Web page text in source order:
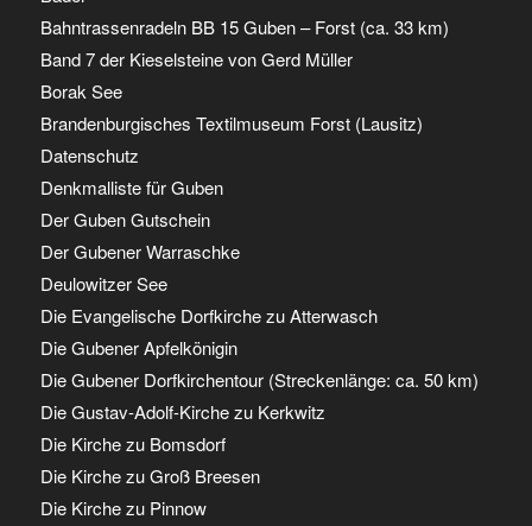
Bahntrassenradeln BB 15 Guben – Forst (ca. 33 km)
Band 7 der Kieselsteine von Gerd Müller
Borak See
Brandenburgisches Textilmuseum Forst (Lausitz)
Datenschutz
Denkmalliste für Guben
Der Guben Gutschein
Der Gubener Warraschke
Deulowitzer See
Die Evangelische Dorfkirche zu Atterwasch
Die Gubener Apfelkönigin
Die Gubener Dorfkirchentour (Streckenlänge: ca. 50 km)
Die Gustav-Adolf-Kirche zu Kerkwitz
Die Kirche zu Bomsdorf
Die Kirche zu Groß Breesen
Die Kirche zu Pinnow